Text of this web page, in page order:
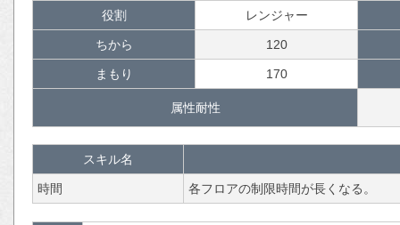
役割 レンジャー
ちから 120
まもり 170
属性耐性
スキル名
時間 各フロアの制限時間が長くなる。